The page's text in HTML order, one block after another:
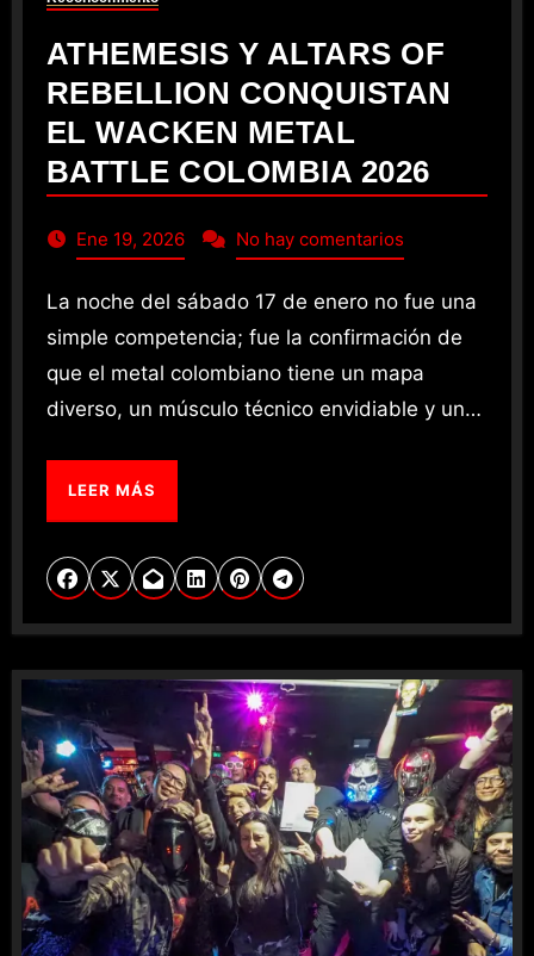
ATHEMESIS Y ALTARS OF
REBELLION CONQUISTAN
EL WACKEN METAL
BATTLE COLOMBIA 2026
Ene 19, 2026 No hay comentarios
La noche del sábado 17 de enero no fue una
simple competencia; fue la confirmación de
que el metal colombiano tiene un mapa
diverso, un músculo técnico envidiable y un…
LEER MÁS